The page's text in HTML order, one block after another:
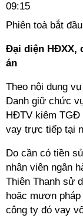
09:15
Phiên toà bắt đầu
Đại diện HĐXX,
án
Theo nội dung
Danh giữ chức
HĐTV kiêm TGĐ
vay trực tiếp tại
Do cần có tiền
nhân viên ngân
Thiên Thanh sử
hoặc mượn
công ty đó vay